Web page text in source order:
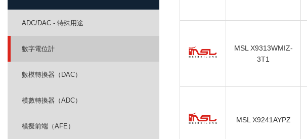
ADC/DAC - 特殊用途
數字電位計
數模轉換器（DAC）
模數轉換器（ADC）
模擬前端（AFE）
MSL X9313WMIZ-
3T1
MSL X9241AYPZ